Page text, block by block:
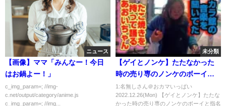
ニュース
【画像】ママ「みんなー！今日
はお鍋よー！」
c_img_param=; //img-
c.net/output/category/anime.js
c_img_param=; //img...
未分類
【ゲイとノンケ】たたなかった
時の売り専のノンケのボーイと
指名した客
1:名無しさん＠おカマいっぱい
2022.12.26(Mon) 【ゲイとノンケ】たたな
かった時の売り専のノンケのボーイと指名